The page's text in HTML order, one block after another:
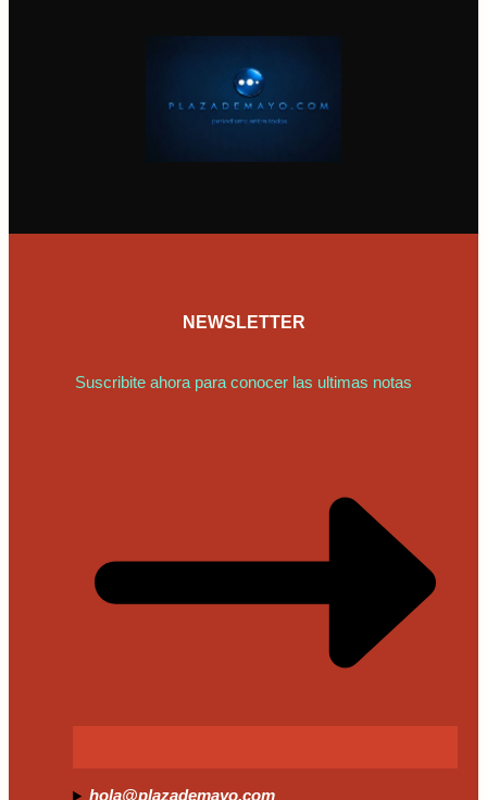
NEWSLETTER
Suscribite ahora para conocer las ultimas notas
hola@plazademayo.com